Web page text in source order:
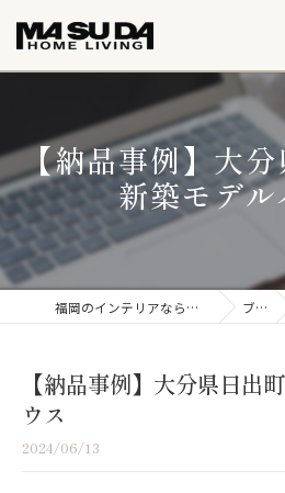
【納品事例】大
新築モデ
福岡のインテリアならマスダホームリビング ブログ
【納品事例】大分県日出
ウス
2024/06/13